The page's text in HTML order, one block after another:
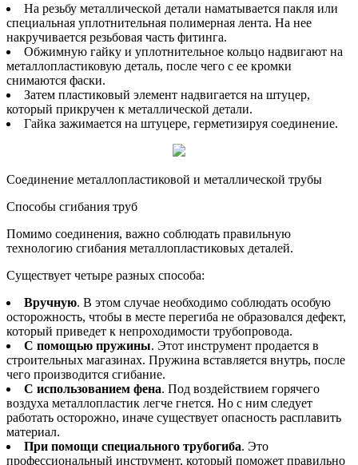
На резьбу металлической детали наматывается пакля или
специальная уплотнительная полимерная лента. На нее
накручивается резьбовая часть фитинга.
Обжимную гайку и уплотнительное кольцо надвигают на
металлопластиковую деталь, после чего с ее кромки
снимаются фаски.
Затем пластиковый элемент надвигается на штуцер,
который прикручен к металлической детали.
Гайка зажимается на штуцере, герметизируя соединение.
Соединение металлопластиковой и металлической трубы
Способы сгибания труб
Помимо соединения, важно соблюдать правильную
технологию сгибания металлопластиковых деталей.
Существует четыре разных способа:
Вручную. В этом случае необходимо соблюдать особую
осторожность, чтобы в месте перегиба не образовался дефект,
который приведет к непроходимости трубопровода.
С помощью пружины. Этот инструмент продается в
строительных магазинах. Пружина вставляется внутрь, после
чего производится сгибание.
С использованием фена. Под воздействием горячего
воздуха металлопластик легче гнется. Но с ним следует
работать осторожно, иначе существует опасность расплавить
материал.
При помощи специального трубогиба. Это
профессиональный инструмент, который поможет правильно